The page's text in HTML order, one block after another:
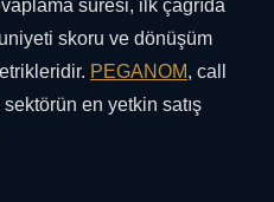
süresi, ilk çağrıda
skoru ve dönüşüm
PEGANOM, call
en yetkin satış